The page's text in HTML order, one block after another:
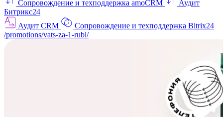
Сопровождение и техподдержка amoCRM
Аудит
Битрикс24
Аудит CRM
Сопровождение и техподдержка Bitrix24
/promotions/vats-za-1-rubl/